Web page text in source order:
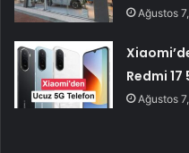
Ağustos
Redmi 17
Ağustos